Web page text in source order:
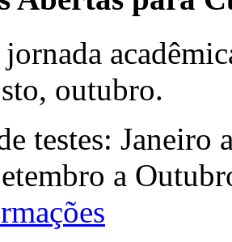
outubro.
testes:
a